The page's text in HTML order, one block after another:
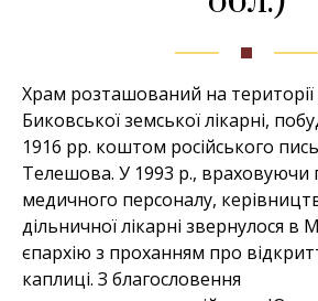
Храм розташований на
Биковської земської лікарні,
1916 рр. коштом російського
Телешова. У 1993 р., враховуючи
медичного персоналу,
дільничної лікарні звернулося в
єпархію з проханням про
каплиці. З благословення